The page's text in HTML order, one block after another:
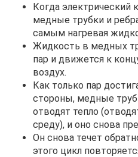
Когда электрический
медные трубки и
самым нагревая
Жидкость в медных
пар и движется к
воздух.
Как только пар
стороны, медные
отводят тепло
среду), и оно снова
Он снова течет
этого цикл